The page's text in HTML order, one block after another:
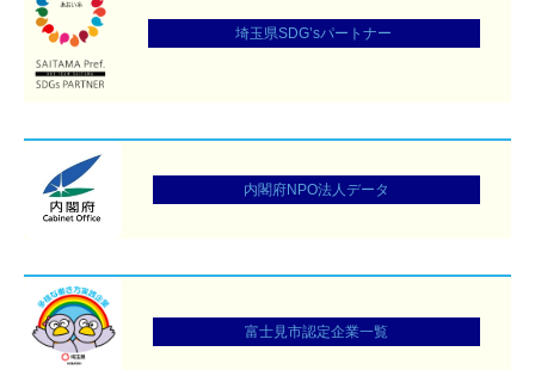
埼玉県SDG’sパートナー
内閣府NPO法⼈データ
富士見市認定企業一覧